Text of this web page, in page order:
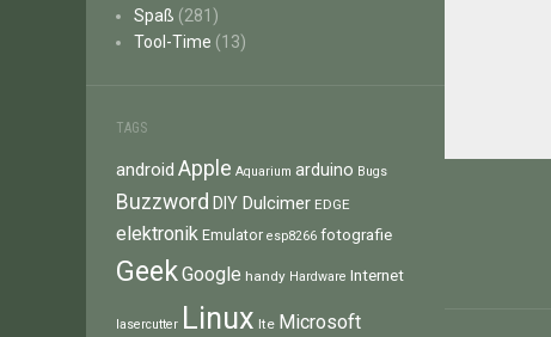
Spaß (281)
Tool-Time (13)
TAGS
android Apple Aquarium arduino Bugs
Buzzword DIY Dulcimer EDGE
elektronik Emulator esp8266 fotografie
GeekGoogle handy Hardware Internet
lasercutter Linux lte Microsoft